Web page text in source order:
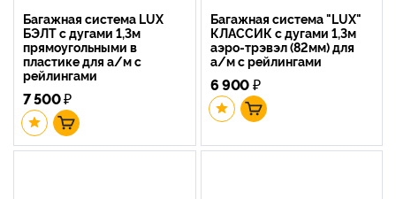
Багажная система LUX
БЭЛТ с дугами 1,3м
прямоугольными в
пластике для а/м с
рейлингами
7 500₽
Багажная система "LUX"
КЛАССИК с дугами 1,3м
аэро-трэвэл (82мм) для
а/м с рейлингами
6 900₽